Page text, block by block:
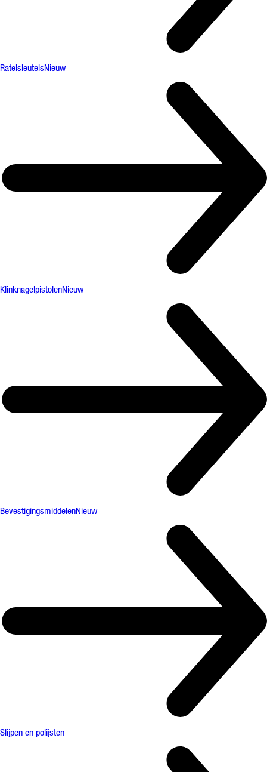
RatelsleutelsNieuw
KlinknagelpistolenNieuw
BevestigingsmiddelenNieuw
Slijpen en polijsten